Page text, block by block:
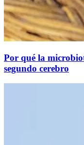
Por qué la
segundo cerebro